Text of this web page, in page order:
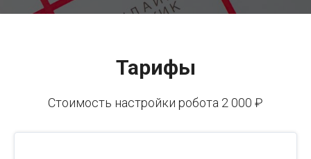
Тарифы
Стоимость настройки робота 2 000 ₽